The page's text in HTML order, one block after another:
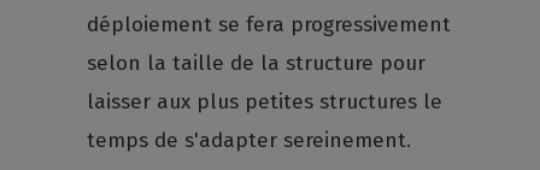
déploiement se fera progressivement
selon la taille de la structure pour
laisser aux plus petites structures le
temps de s'adapter sereinement.